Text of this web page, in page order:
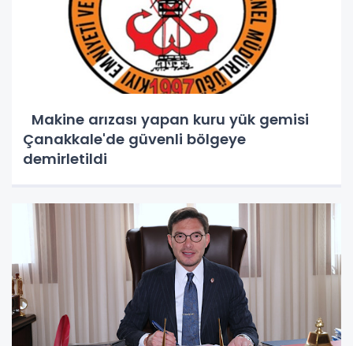
Makine arızası yapan kuru yük gemisi
Çanakkale'de güvenli bölgeye
demirletildi